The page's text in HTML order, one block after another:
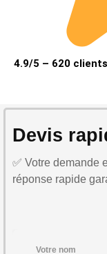
4.9/5 – 620
Devis
✅ Votre demande
réponse rapide
Votre nom